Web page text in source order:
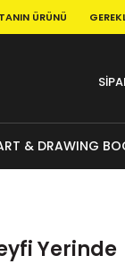
ÜRÜNÜ
& DRAWING
Yerinde